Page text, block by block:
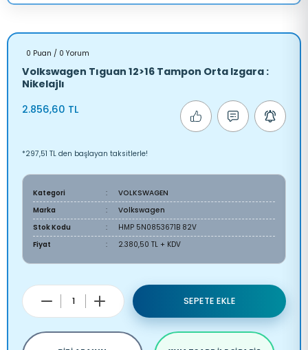
0 Puan / 0 Yorum
Volkswagen Tıguan 12>16 Tampon Orta Izgara :
Nikelajlı
2.856,60 TL
*297,51 TL den başlayan taksitlerle!
Kategori
VOLKSWAGEN
Marka
Volkswagen
Stok Kodu
HMP 5N0853671B 82V
Fiyat
2.380,50 TL + KDV
SEPETE EKLE